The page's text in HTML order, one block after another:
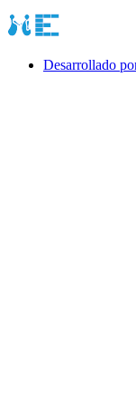
Desarrollado